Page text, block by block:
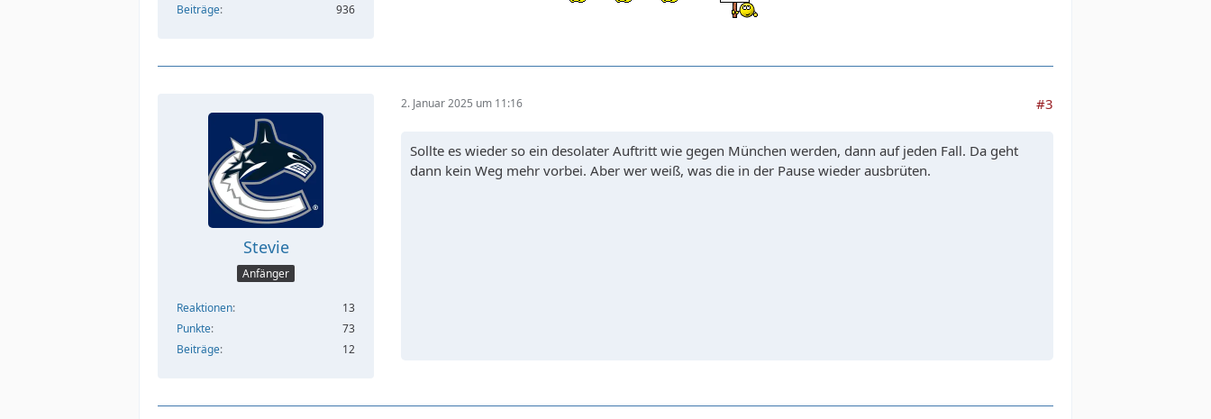
Beiträge
936
Stevie
Anfänger
Reaktionen
13
Punkte
73
Beiträge
12
2. Januar 2025 um 11:16 #3
Sollte es wieder so ein desolater Auftritt wie gegen München werden, dann auf jeden Fall. Da geht
dann kein Weg mehr vorbei. Aber wer weiß, was die in der Pause wieder ausbrüten.